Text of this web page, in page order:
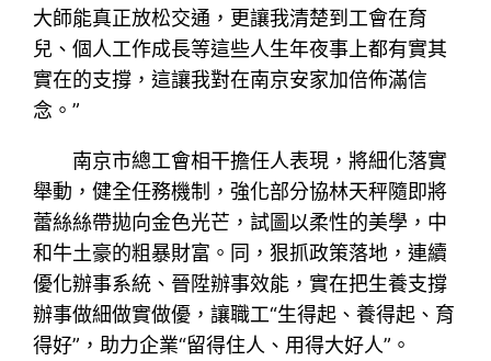
大師能真正放松交通，更讓我清楚到工會在育
兒、個人工作成長等這些人生年夜事上都有實其
實在的支撐，這讓我對在南京安家加倍佈滿信
念。”
南京市總工會相干擔任人表現，將細化落實
舉動，健全任務機制，強化部分協林天秤隨即將
蕾絲絲帶拋向金色光芒，試圖以柔性的美學，中
和牛土豪的粗暴財富。同，狠抓政策落地，連續
優化辦事系統、晉陞辦事效能，實在把生養支撐
辦事做細做實做優，讓職工“生得起、養得起、育
得好”，助力企業“留得住人、用得大好人”。